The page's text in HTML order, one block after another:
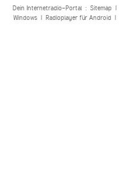
Dein Internetradio-Portal : Sitemap|
Windows| Radioplayer für Android|